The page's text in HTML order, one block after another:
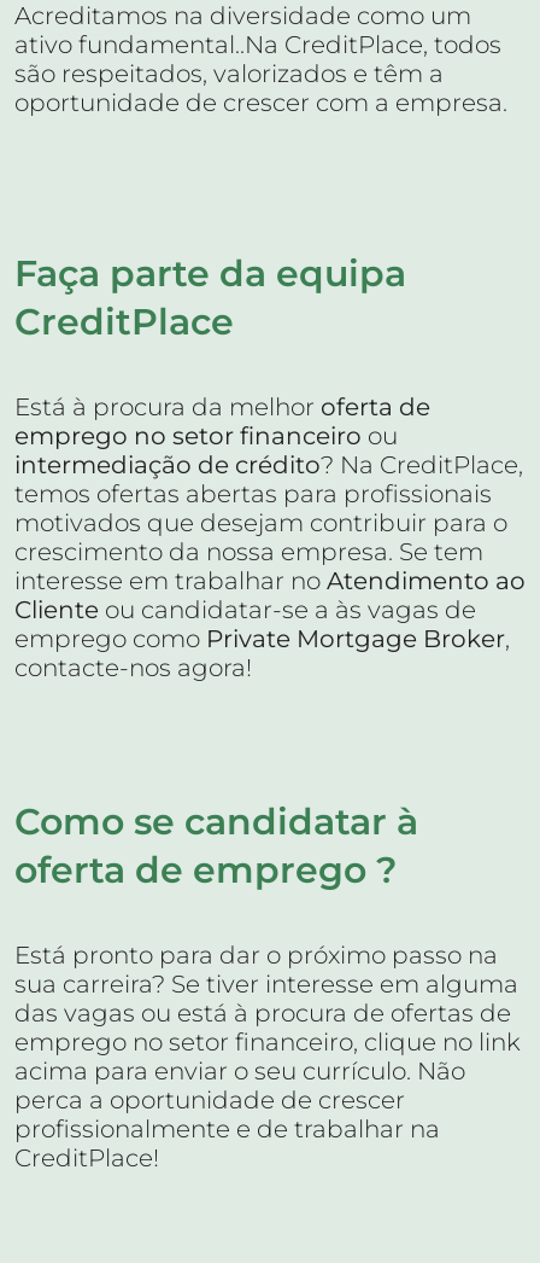
Acreditamos na diversidade como um
ativo fundamental..Na CreditPlace, todos
são respeitados, valorizados e têm a
oportunidade de crescer com a empresa.
Faça parte da equipa
CreditPlace
Está à procura da melhor oferta de
emprego no setor financeiro ou
intermediação de crédito? Na CreditPlace,
temos ofertas abertas para profissionais
motivados que desejam contribuir para o
crescimento da nossa empresa. Se tem
interesse em trabalhar no Atendimento ao
Cliente ou candidatar-se a às vagas de
emprego como Private Mortgage Broker,
contacte-nos agora!
Como se candidatar à
oferta de emprego ?
Está pronto para dar o próximo passo na
sua carreira? Se tiver interesse em alguma
das vagas ou está à procura de ofertas de
emprego no setor financeiro, clique no link
acima para enviar o seu currículo. Não
perca a oportunidade de crescer
profissionalmente e de trabalhar na
CreditPlace!